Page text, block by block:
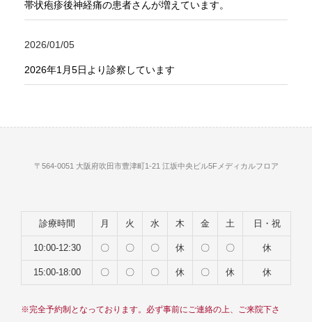
帯状疱疹後神経痛の患者さんが増えています。
2026/01/05
2026年1月5日より診察しています
〒564-0051 大阪府吹田市豊津町1-21 江坂中央ビル5Fメディカルフロア
診療時間 月 火 水 木 金 土 日・祝
10:00-12:30 〇 〇 〇 休 〇 〇 休
15:00-18:00 〇 〇 〇 休 〇 休 休
※完全予約制となっております。必ず事前にご連絡の上、ご来院下さ